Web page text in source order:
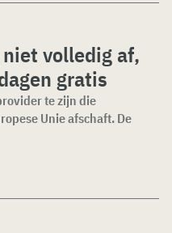
volledig af,
gratis
te zijn die
Unie afschaft. De